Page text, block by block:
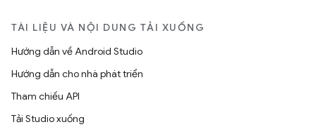
TÀI LIỆU VÀ NỘI DUNG TẢI XUỐNG
Hướng dẫn về Android Studio
Hướng dẫn cho nhà phát triển
Tham chiếu API
Tải Studio xuống